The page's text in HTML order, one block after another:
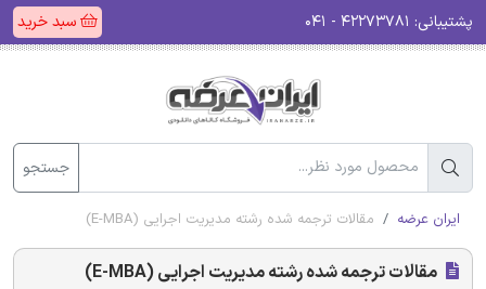
پشتیبانی: سبد خرید
جستجو
ایران عرضه مقالات ترجمه شده رشته مدیریت اجرایی (E-MBA)
مقالات ترجمه شده رشته مدیریت اجرایی (E-MBA)